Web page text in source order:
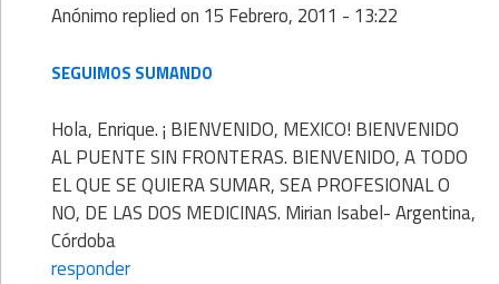
Anónimoreplied on 15 Febrero, 2011 - 13:22
SEGUIMOS SUMANDO
Hola, Enrique. ¡ BIENVENIDO, MEXICO! BIENVENIDO
AL PUENTE SIN FRONTERAS. BIENVENIDO, A TODO
EL QUE SE QUIERA SUMAR, SEA PROFESIONAL O
NO, DE LAS DOS MEDICINAS. Mirian Isabel- Argentina,
Córdoba
responder